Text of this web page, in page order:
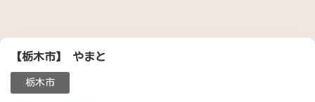
【栃木市】 やまと
栃木市